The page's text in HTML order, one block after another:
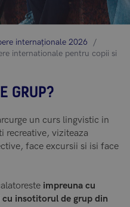
internaționale 2026
internationale pentru copii si
GRUP?
un curs lingvistic in
recreative, viziteaza
face excursii si isi face
impreuna cu
insotitorul de grup din